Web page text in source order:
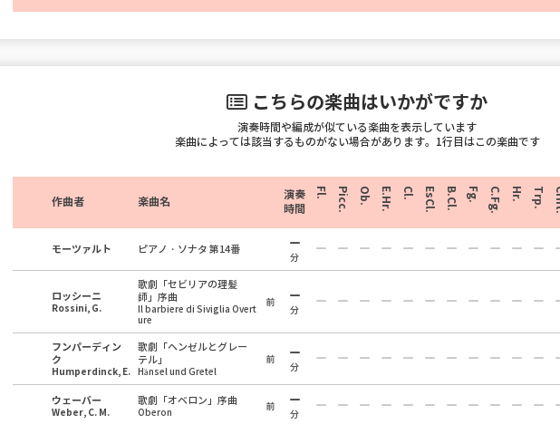
こちらの楽曲はいかがですか
演奏時間や編成が似ている楽曲を表示しています
楽曲によっては該当するものがない場合があります。1行目はこの楽曲です
作曲者 楽曲名
演奏
時間
Fl. Picc. Ob. E.Hr. Cl. EsCl. B.Cl. Fg. C.Fg. Hr. Trp.
モーツァルト ピアノ・ソナタ 第14番
分
ロッシーニ
Rossini, G.
歌劇「セビリアの理髪
師」序曲
Il barbiere di Siviglia Overt
ure
前
分
フンパーディン
ク
Humperdinck, E.
歌劇「ヘンゼルとグレー
テル」
Hänsel und Gretel
前
分
ウェーバー
Weber, C. M.
歌劇「オベロン」序曲
Oberon
前
分